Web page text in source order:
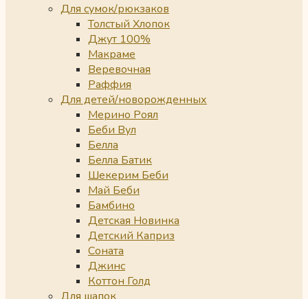
Для сумок/рюкзаков
Толстый Хлопок
Джут 100%
Макраме
Веревочная
Раффия
Для детей/новорожденных
Мерино Роял
Беби Вул
Белла
Белла Батик
Шекерим Беби
Май Беби
Бамбино
Детская Новинка
Детский Каприз
Соната
Джинс
Коттон Голд